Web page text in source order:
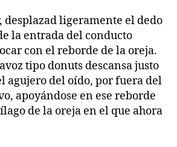
ligeramente el dedo
la entrada del conducto
con el reborde de la oreja.
tipo donuts descansa justo
agujero del oído, por fuera del
apoyándose en ese reborde
de la oreja en el que ahora